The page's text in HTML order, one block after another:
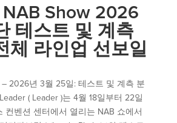
Show 2026
테스트 및 계측
체 라인업 선보일
2026년 3월 25일: 테스트 및 계측 분
( Leader )는 4월 18일부터 22일
컨벤션 센터에서 열리는 NAB 쇼에서